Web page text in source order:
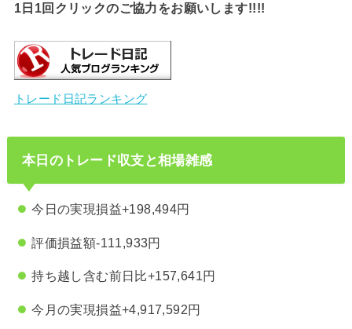
1日1回クリックのご協力をお願いします!!!!
トレード日記ランキング
本日のトレード収支と相場雑感
今日の実現損益+198,494円
評価損益額-111,933円
持ち越し含む前日比+157,641円
今月の実現損益+4,917,592円